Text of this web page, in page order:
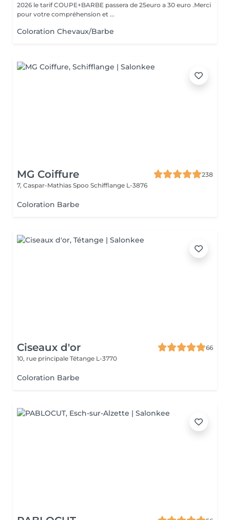
2026 le tarif COUPE+BARBE passera de 25euro a 30 euro .Merci
pour votre compréhension et ...
Coloration Chevaux/Barbe
MG Coiffure
238
7, Caspar-Mathias Spoo Schifflange L-3876
Coloration Barbe
Ciseaux d'or
66
10, rue principale Tétange L-3770
Coloration Barbe